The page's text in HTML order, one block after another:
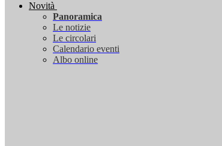
Novità
Panoramica
Le notizie
Le circolari
Calendario eventi
Albo online